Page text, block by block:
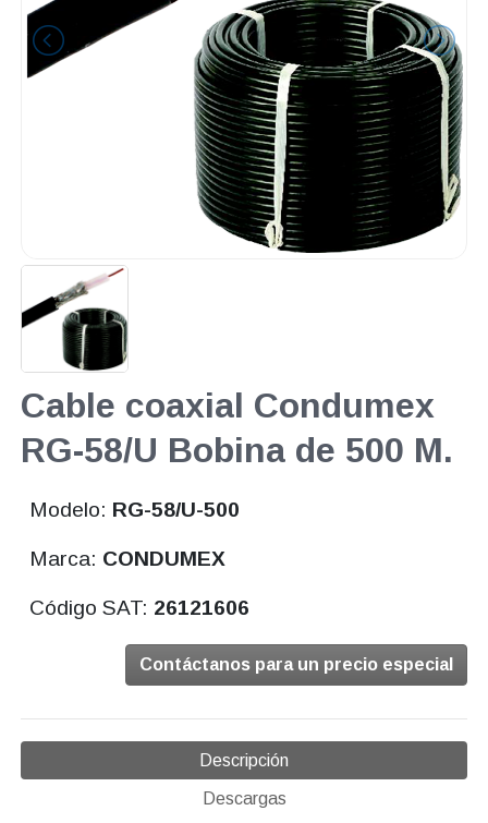
Cable coaxial Condumex
RG-58/U Bobina de 500 M.
Modelo: RG-58/U-500
Marca: CONDUMEX
Código SAT: 26121606
Contáctanos para un precio especial
Descripción
Descargas